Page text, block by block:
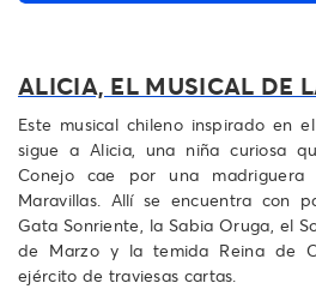
ALICIA, EL MUSICAL DE
Este musical chileno inspirado en
sigue a Alicia, una niña curiosa
Conejo cae por una
Maravillas. Allí se encuentra con
Gata Sonriente, la Sabia Oruga, el
de Marzo y la temida Reina de
ejército de traviesas cartas.